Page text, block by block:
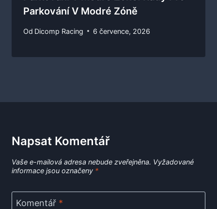
Parkování V Modré Zóně
Od Dicomp Racing 6 července, 2026
Napsat Komentář
Vaše e-mailová adresa nebude zveřejněna. Vyžadované
informace jsou označeny *
Komentář *